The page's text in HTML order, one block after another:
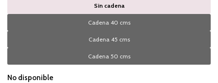
Sin cadena
Cadena 40 cms
Cadena 45 cms
Cadena 50 cms
No disponible